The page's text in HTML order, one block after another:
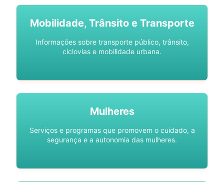
Mobilidade, Trânsito e Transporte
Informações sobre transporte público, trânsito,
ciclovias e mobilidade urbana.
Mulheres
Serviços e programas que promovem o cuidado, a
segurança e a autonomia das mulheres.